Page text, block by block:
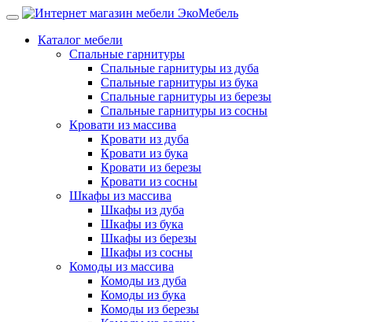
Каталог мебели
Спальные гарнитуры
Спальные гарнитуры из дуба
Спальные гарнитуры из бука
Спальные гарнитуры из березы
Спальные гарнитуры из сосны
Кровати из массива
Кровати из дуба
Кровати из бука
Кровати из березы
Кровати из сосны
Шкафы из массива
Шкафы из дуба
Шкафы из бука
Шкафы из березы
Шкафы из сосны
Комоды из массива
Комоды из дуба
Комоды из бука
Комоды из березы